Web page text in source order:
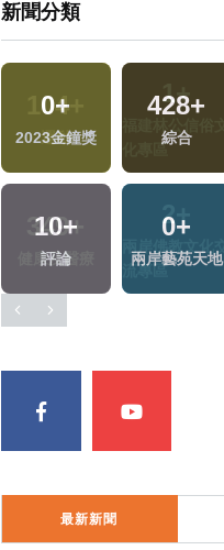
新聞分類
0+
2023金鐘獎
428+
綜合
10+
評論
0+
兩岸藝苑天地
最新新聞